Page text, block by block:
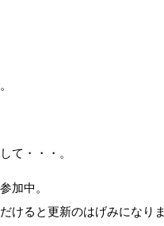
て・・・。
加中。
けると更新のはげみになりま